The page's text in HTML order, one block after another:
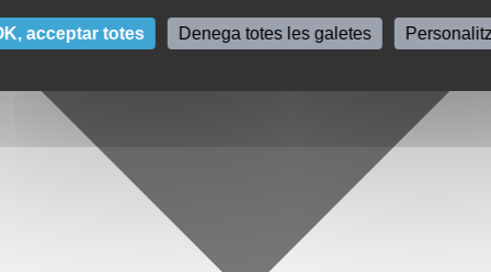
acceptar totes Denega totes les galetes